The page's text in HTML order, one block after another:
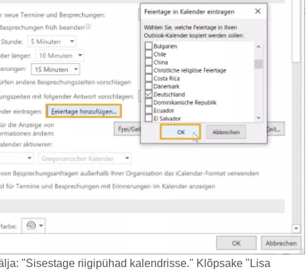
"Sisestage riigipühad kalendrisse." Klõpsake "Lisa